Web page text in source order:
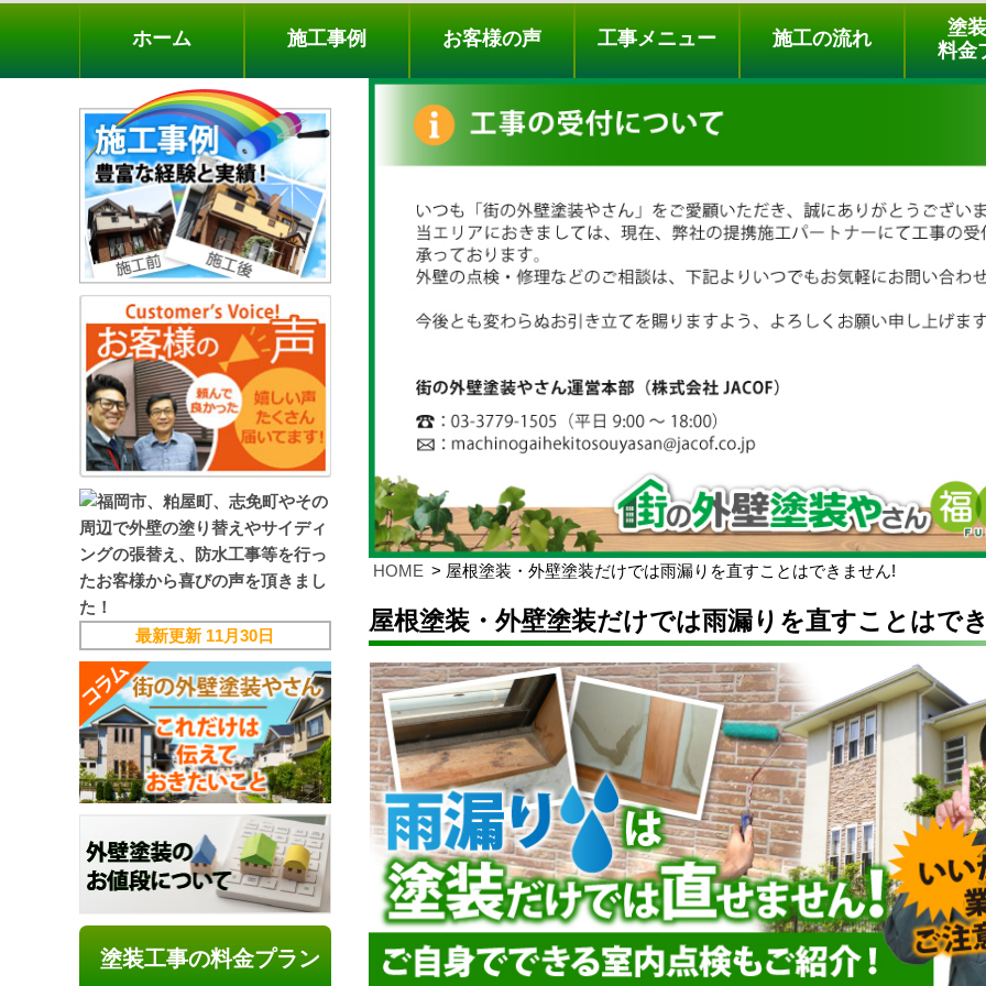
料金プラン 無料点検
ホーム 施工事例 お客様の声 工事メニュー 施工の流れ
塗
料金
HOME 屋根塗装・外壁塗装だけでは雨漏りを直すことはできません!
屋根塗装・外壁塗装だけでは雨漏りを直すことはで
最新更新 11月30日
塗装工事の料金プラン